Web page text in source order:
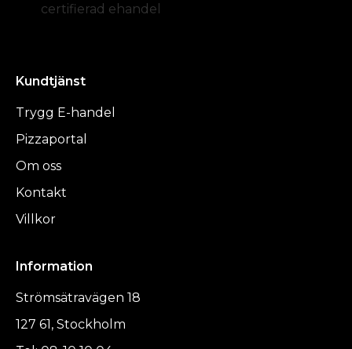
certifierad ehandel
Kundtjänst
Trygg E-handel
Pizzaportal
Om oss
Kontakt
Villkor
Information
Strömsätravägen 18
127 61, Stockholm